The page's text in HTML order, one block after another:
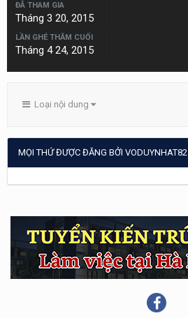
ĐÃ THAM GIA
Tháng 3 20, 2015
LẦN GHÉ THĂM CUỐI
Tháng 4 24, 2015
Loại nội dung
MỌI THỨ ĐƯỢC ĐĂNG BỞI VODUYNHAT82